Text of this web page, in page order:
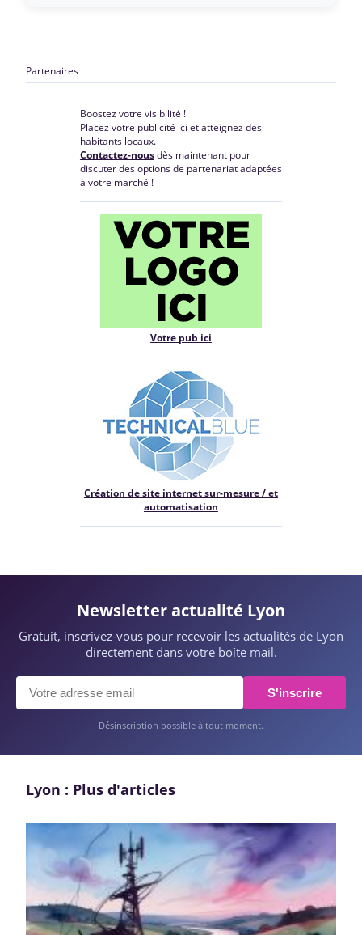
Partenaires
Boostez votre visibilité !
Placez votre publicité ici et atteignez des
habitants locaux.
Contactez-nousdès maintenant pour
discuter des options de partenariat adaptées
à votre marché !
Votre pub ici
Création de site internet sur-mesure / et
automatisation
Newsletter actualité Lyon
Gratuit, inscrivez-vous pour recevoir les actualités de Lyon
directement dans votre boîte mail.
S'inscrire
Désinscription possible à tout moment.
Lyon : Plus d'articles